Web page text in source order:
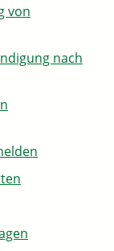
von
nach